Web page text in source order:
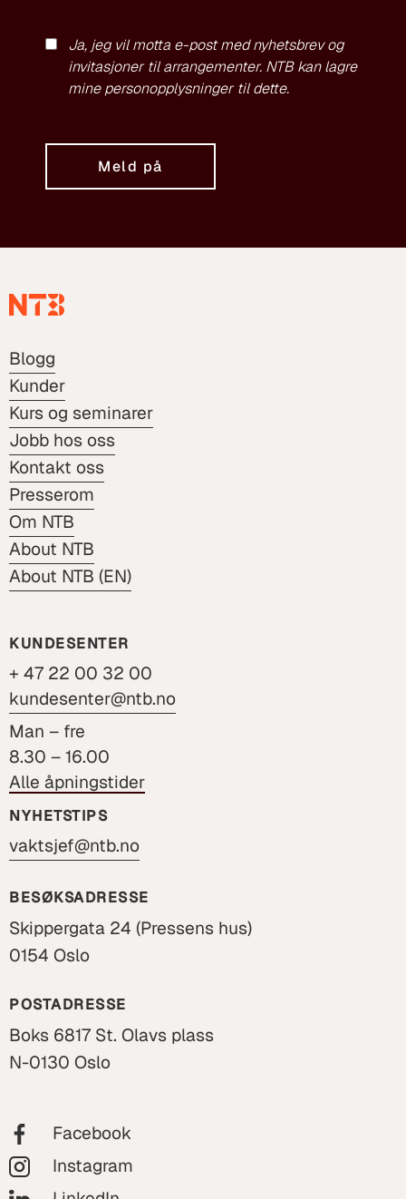
Ja, jeg vil motta e-post med nyhetsbrev og
invitasjoner til arrangementer. NTB kan lagre
mine personopplysninger til dette.
Meld på
Blogg
Kunder
Kurs og seminarer
Jobb hos oss
Kontakt oss
Presserom
Om NTB
About NTB
About NTB (EN)
KUNDESENTER
+ 47 22 00 32 00
kundesenter@ntb.no
Man – fre
8.30 – 16.00
Alle åpningstider
NYHETSTIPS
vaktsjef@ntb.no
BESØKSADRESSE
Skippergata 24 (Pressens hus)
0154 Oslo
POSTADRESSE
Boks 6817 St. Olavs plass
N-0130 Oslo
Facebook
Instagram